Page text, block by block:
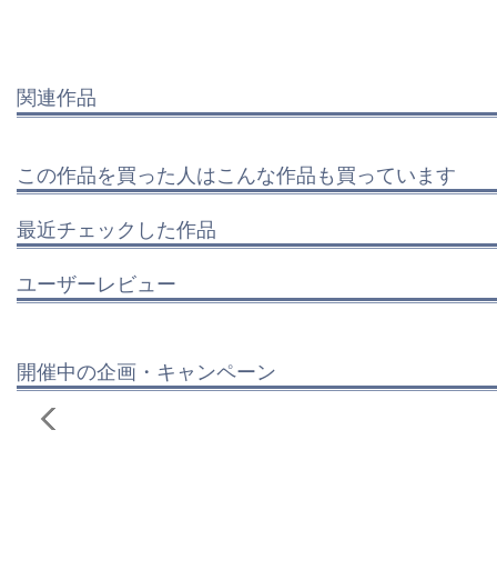
関連作品
この作品を買った人はこんな作品も買っています
最近チェックした作品
ユーザーレビュー
開催中の企画・キャンペーン